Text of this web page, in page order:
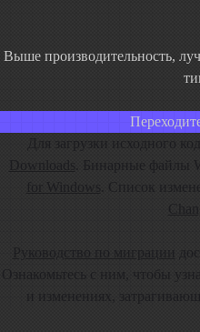
Выше производительность,
Для загрузки исходного
Downloads . Бинарные файлы
for Windows . Список
Руководство по миграции
Ознакомьтесь с ним, чтобы
и изменениях,